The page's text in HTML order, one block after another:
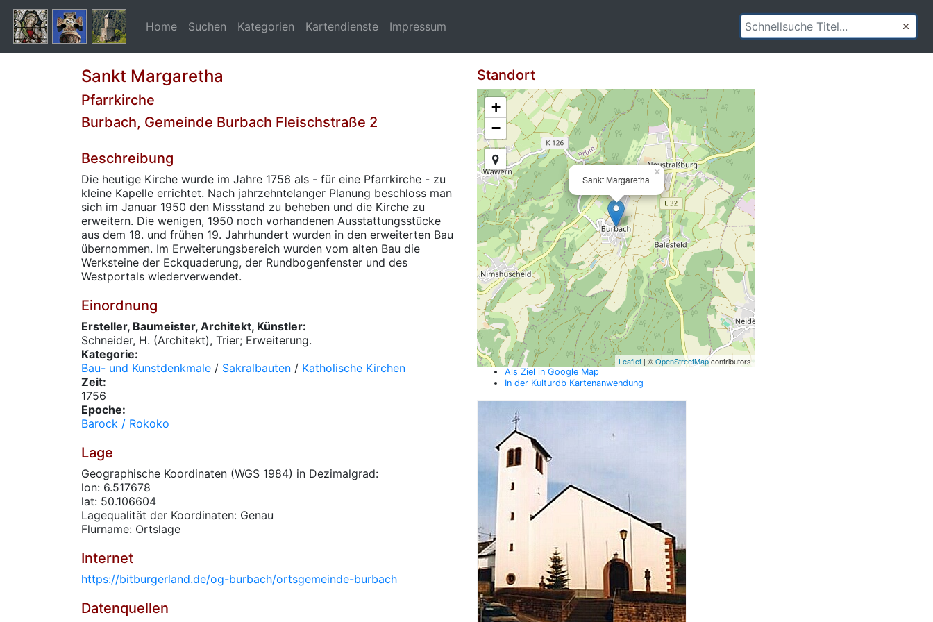
Home Suchen Kategorien Kartendienste Impressum
Sankt Margaretha
Pfarrkirche
Burbach, Gemeinde Burbach Fleischstraße 2
Beschreibung
Die heutige Kirche wurde im Jahre 1756 als - für eine Pfarrkirche - zu
kleine Kapelle errichtet. Nach jahrzehntelanger Planung beschloss man
sich im Januar 1950 den Missstand zu beheben und die Kirche zu
erweitern. Die wenigen, 1950 noch vorhandenen Ausstattungsstücke
aus dem 18. und frühen 19. Jahrhundert wurden in den erweiterten Bau
übernommen. Im Erweiterungsbereich wurden vom alten Bau die
Werksteine der Eckquaderung, der Rundbogenfenster und des
Westportals wiederverwendet.
Einordnung
Ersteller, Baumeister, Architekt, Künstler:
Schneider, H. (Architekt), Trier; Erweiterung.
Kategorie:
Bau- und Kunstdenkmale / Sakralbauten / Katholische Kirchen
Zeit:
1756
Epoche:
Barock / Rokoko
Lage
Geographische Koordinaten (WGS 1984) in Dezimalgrad:
lon: 6.517678
lat: 50.106604
Lagequalität der Koordinaten: Genau
Flurname: Ortslage
Internet
https://bitburgerland.de/og-burbach/ortsgemeinde-burbach
Datenquellen
Standort
Sankt Margaretha
×
+
−
Leaflet | ©OpenStreetMapcontributors
Als Ziel in Google Map
In der Kulturdb Kartenanwendung